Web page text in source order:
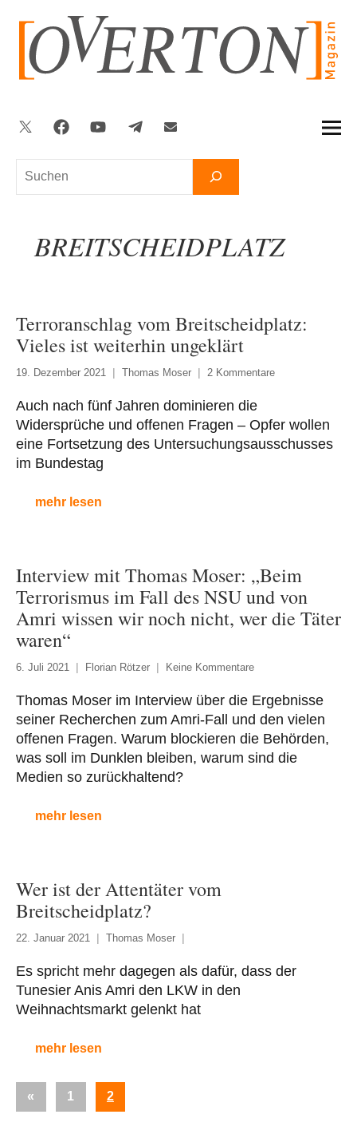
springen
Suchen
Twitter FacebookYouTubeTelegram
BREITSCHEIDPLATZ
Terroranschlag vom Breitscheidplatz:
Vieles ist weiterhin ungeklärt
19. Dezember 2021 Thomas Moser 2 Kommentare
Auch nach fünf Jahren dominieren die
Widersprüche und offenen Fragen – Opfer wollen
eine Fortsetzung des Untersuchungsausschusses
im Bundestag
mehr lesen
Interview mit Thomas Moser: „Beim
Terrorismus im Fall des NSU und von
Amri wissen wir noch nicht, wer die Täter
waren“
6. Juli 2021 Florian Rötzer Keine Kommentare
Thomas Moser im Interview über die Ergebnisse
seiner Recherchen zum Amri-Fall und den vielen
offenen Fragen. Warum blockieren die Behörden,
was soll im Dunklen bleiben, warum sind die
Medien so zurückhaltend?
mehr lesen
Wer ist der Attentäter vom
Breitscheidplatz?
22. Januar 2021 Thomas Moser
Es spricht mehr dagegen als dafür, dass der
Tunesier Anis Amri den LKW in den
Weihnachtsmarkt gelenkt hat
mehr lesen
Seitennummerierung
der
« Vorherige
1 2